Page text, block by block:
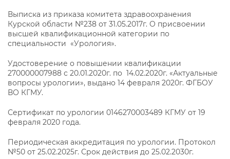
Выписка из приказа комитета здравоохранения
Курской области №238 от 31.05.2017г. О присвоении
высшей квалификационной категории по
специальности «Урология».
Удостоверение о повышении квалификации
270000007988 с 20.01.2020г. по 14.02.2020г. «Актуальные
вопросы урологии», выдано 14 февраля 2020г. ФГБОУ
ВО КГМУ.
Сертификат по урологии 0146270003489 КГМУ от 19
февраля 2020 года.
Периодическая аккредитация по урологии. Протокол
№50 от 25.02.2025г. Срок действия до 25.02.2030г.